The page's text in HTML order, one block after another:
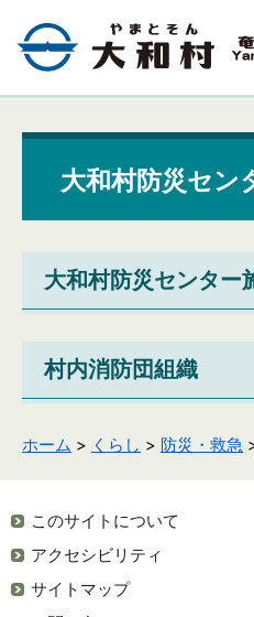
大和村防災セン
大和村防災センター
村内消防団組織
ホーム > くらし > 防災・救急
このサイトについて
アクセシビリティ
サイトマップ